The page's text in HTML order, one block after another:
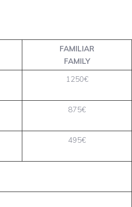
FAMILIAR
FAMILY
1250€
875€
495€